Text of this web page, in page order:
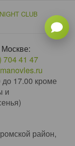
CLUB
704 41 47
до 17.00 кроме
и
район,